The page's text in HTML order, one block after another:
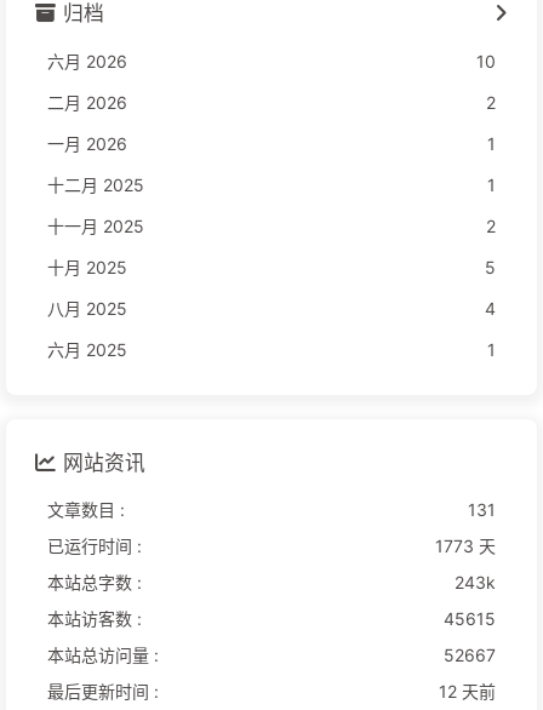
归档
六月 2026
10
二月 2026
2
一月 2026
1
十二月 2025
1
十一月 2025
2
十月 2025
5
八月 2025
4
六月 2025
1
网站资讯
文章数目 :
131
已运行时间 :
1773 天
本站总字数 :
243k
本站访客数 :
45615
本站总访问量 :
52667
最后更新时间 :
12 天前